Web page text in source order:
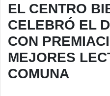
EL CENTRO
CELEBRÓ EL
CON
MEJORES
COMUNA